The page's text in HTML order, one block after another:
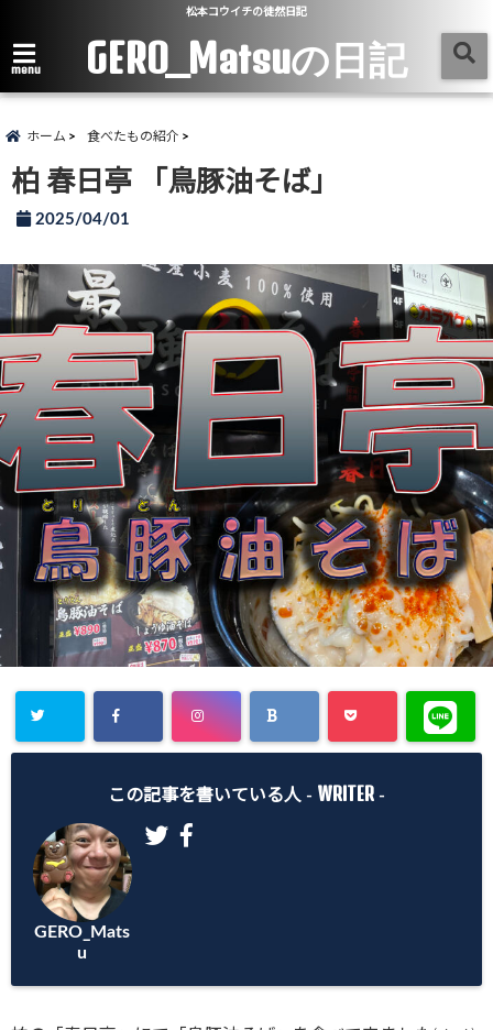
松本コウイチの徒然日記
menu GERO_Matsuの日記
ホーム 食べたもの紹介
柏 春日亭 「鳥豚油そば」
2025/04/01
この記事を書いている人 - WRITER -
GERO_Mats
u